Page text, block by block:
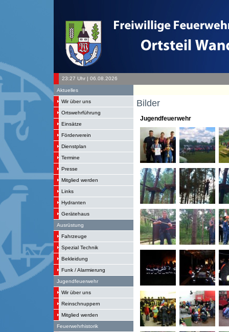
23:27 Uhr | 06.08.2026
Aktuelles
Wir über uns
Ortswehrführung
Einsätze
Förderverein
Dienstplan
Termine
Presse
Mitglied werden
Links
Hydranten
Gerätehaus
Ausrüstung
Fahrzeuge
Spezial Technik
Bekleidung
Funk / Alarmierung
Jugendfeuerwehr
Wir über uns
Reinschnuppern
Mitglied werden
Feuerwehrhistorik
Bilder
Jugendfeuerwehr